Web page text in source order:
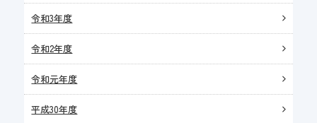
令和3年度
令和2年度
令和元年度
平成30年度